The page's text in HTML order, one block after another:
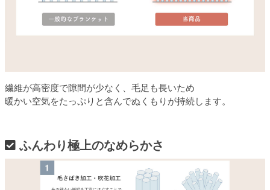
繊維が高密度で隙間が少なく、毛足も長いため
暖かい空気をたっぷりと含んでぬくもりが持続します。
ふんわり極上のなめらかさ